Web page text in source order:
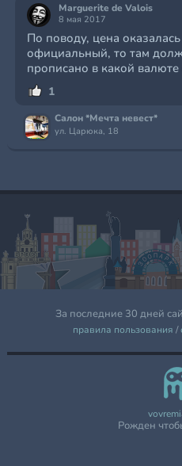
Marguerite de Valois
8 мая 2017
По поводу, цена
официальный, то там
прописано в какой валюте
1
Салон *Мечта невест*
ул. Царюка, 18
За последние 30 дней
правила пользования /
Рожден